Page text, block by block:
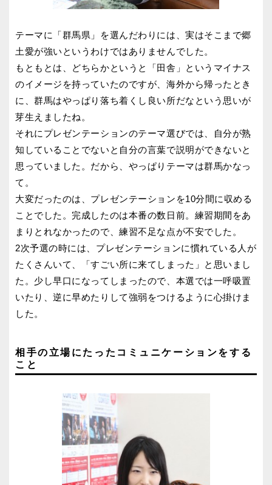
テーマに「群馬県」を選んだわりには、実はそこまで郷
土愛が強いというわけではありませんでした。
もともとは、どちらかというと「田舎」というマイナス
のイメージを持っていたのですが、海外から帰ったとき
に、群馬はやっぱり落ち着くし良い所だなという思いが
芽生えましたね。
それにプレゼンテーションのテーマ選びでは、自分が熟
知していることでないと自分の言葉で説明ができないと
思っていました。だから、やっぱりテーマは群馬かなっ
て。
大変だったのは、プレゼンテーションを10分間に収める
ことでした。完成したのは本番の数日前。練習期間をあ
まりとれなかったので、練習不足な点が不安でした。
2次予選の時には、プレゼンテーションに慣れている人が
たくさんいて、「すごい所に来てしまった」と思いまし
た。少し早口になってしまったので、本選では一呼吸置
いたり、逆に早めたりして強弱をつけるように心掛けま
した。
相手の立場にたったコミュニケーションをする
こと